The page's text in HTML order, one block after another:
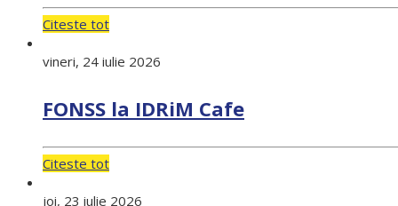
Citeste tot
vineri, 24 iulie 2026
FONSS la IDRiM Cafe
Citeste tot
joi, 23 iulie 2026